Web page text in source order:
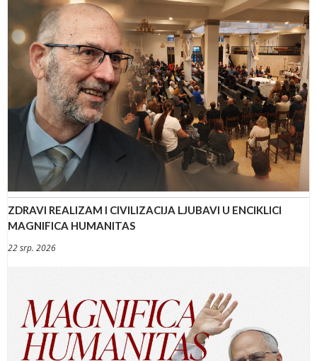
ZDRAVI REALIZAM I CIVILIZACIJA LJUBAVI U ENCIKLICI
MAGNIFICA HUMANITAS
22 srp. 2026